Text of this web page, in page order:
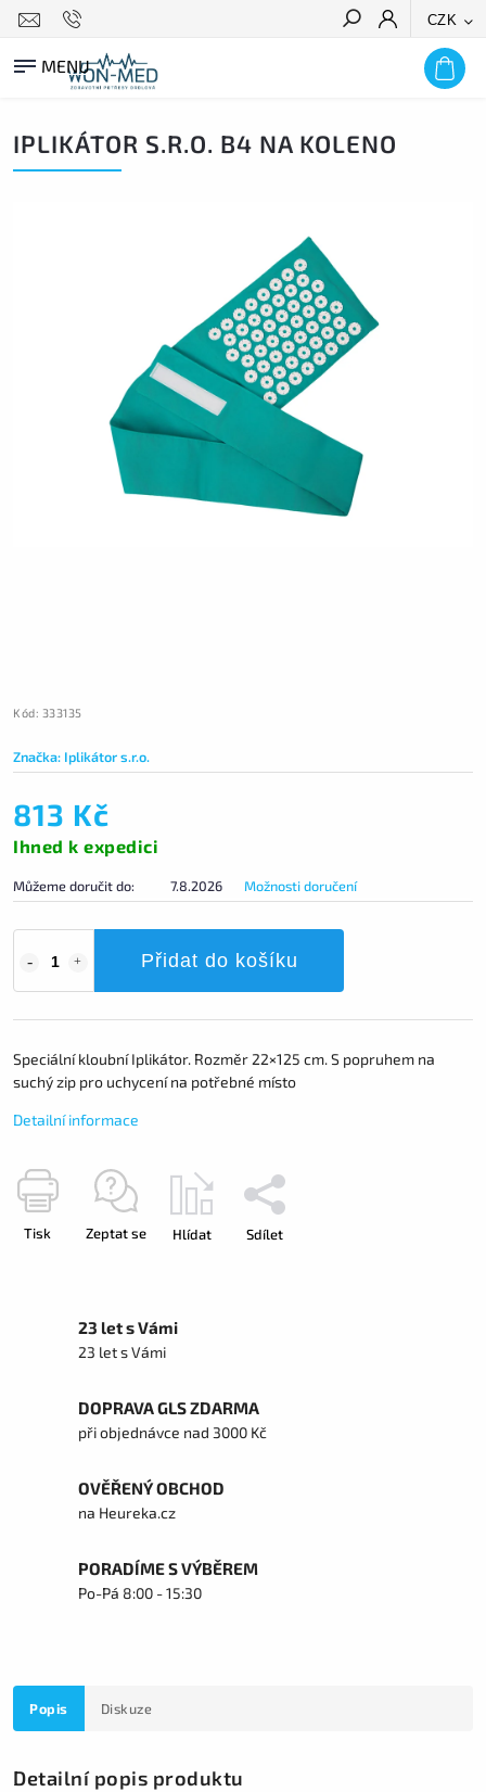
CZK
HLEDAT
IPLIKÁTOR S.R.O. B4 NA KOLENO
Kód: 333135
Značka: Iplikátor s.r.o.
813 Kč
Ihned k expedici
Můžeme doručit do: 7.8.2026 Možnosti doručení
Přidat do košíku
Speciální kloubní Iplikátor. Rozměr 22×125 cm. S popruhem na
suchý zip pro uchycení na potřebné místo
Detailní informace
Tisk Zeptat se Hlídat Sdílet
23 let s Vámi
23 let s Vámi
DOPRAVA GLS ZDARMA
při objednávce nad 3000 Kč
OVĚŘENÝ OBCHOD
na Heureka.cz
PORADÍME S VÝBĚREM
Po-Pá 8:00 - 15:30
Popis Diskuze
Detailní popis produktu